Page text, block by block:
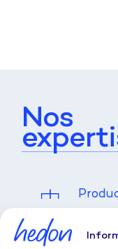
Nos